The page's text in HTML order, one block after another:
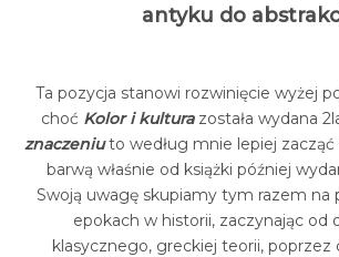
antyku do
Ta pozycja stanowi rozwinięcie wyżej
choć Kolor i kulturazostała wydana
znaczeniuto według mnie lepiej zacząć
barwą właśnie od książki później
Swoją uwagę skupiamy tym razem na
epokach w historii, zaczynając od
klasycznego, greckiej teorii, poprzez